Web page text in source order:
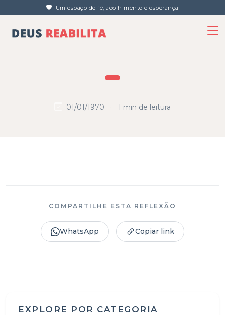
Um espaço de fé, acolhimento e esperança
01/01/1970 · 1 min de leitura
COMPARTILHE ESTA REFLEXÃO
WhatsApp Copiar link
EXPLORE POR CATEGORIA